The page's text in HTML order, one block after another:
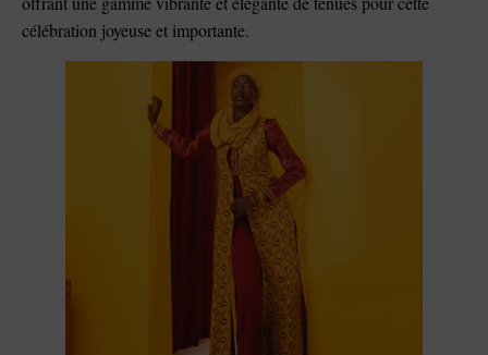
célébration joyeuse et importante.